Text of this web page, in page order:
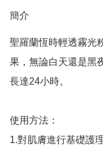
簡介
聖羅蘭恆時輕透霧光
果，無論白天還是黑
長達24小時。
使用方法：
1.對肌膚進行基礎護